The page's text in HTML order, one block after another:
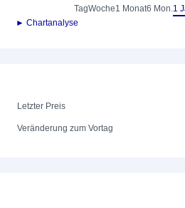
TagWoche1 Monat6 Mon.1
► Chartanalyse
Letzter Preis
Veränderung zum Vortag